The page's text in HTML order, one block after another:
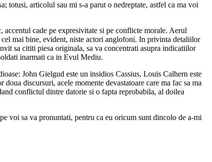
totusi, articolul sau mi s-a parut o nedreptate, astfel ca ma voi
cade pe expresivitate si pe conflicte morale. Aerul
cel mai bine, evident, niste actori anglofoni. In privinta detaliilor
sa cititi piesa originala, sa va concentrati asupra indicatiilor
inarmati ca in Evul Mediu.
John Gielgud este un insidios Cassius, Louis Calhern este
discursuri, acele momente devastatoare care ma fac sa ma
conflictul dintre datorie si o fapta reprobabila, al doilea
voi sa va pronuntati, pentru ca eu oricum sunt dincolo de a-mi